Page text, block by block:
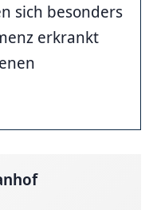
sich besonders
erkrankt